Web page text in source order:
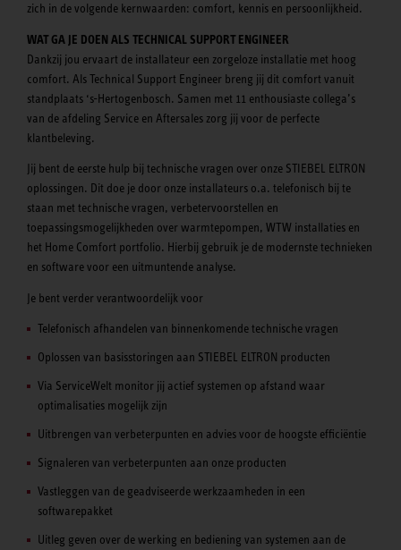
zich in de volgende kernwaarden: comfort, kennis en persoonlijkheid.
WAT GA JE DOEN ALS TECHNICAL SUPPORT ENGINEER
Dankzij jou ervaart de installateur een zorgeloze installatie met hoog
comfort. Als Technical Support Engineer breng jij dit comfort vanuit
standplaats ‘s-Hertogenbosch. Samen met 11 enthousiaste collega’s
van de afdeling Service en Aftersales zorg jij voor de perfecte
klantbeleving.
Jij bent de eerste hulp bij technische vragen over onze STIEBEL ELTRON
oplossingen. Dit doe je door onze installateurs o.a. telefonisch bij te
staan met technische vragen, verbetervoorstellen en
toepassingsmogelijkheden over warmtepompen, WTW installaties en
het Home Comfort portfolio. Hierbij gebruik je de modernste technieken
en software voor een uitmuntende analyse.
Je bent verder verantwoordelijk voor
Telefonisch afhandelen van binnenkomende technische vragen
Oplossen van basisstoringen aan STIEBEL ELTRON producten
Via ServiceWelt monitor jij actief systemen op afstand waar
optimalisaties mogelijk zijn
Uitbrengen van verbeterpunten en advies voor de hoogste efficiëntie
Signaleren van verbeterpunten aan onze producten
Vastleggen van de geadviseerde werkzaamheden in een
softwarepakket
Uitleg geven over de werking en bediening van systemen aan de